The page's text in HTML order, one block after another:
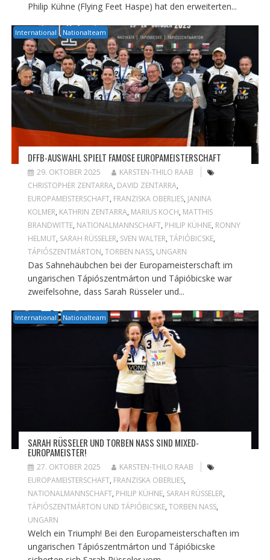
Philip Kühne (Flying Feet Haspe) hat den erweiterten...
International Nationalteam
DFFB-AUSWAHL SPIELT FAMOSE EUROPAMEISTERSCHAFT
29. OKTOBER 2025
KARSTEN-THILO RAAB
CHRISTOPHER ZENTARRA, DAVID ZENTARRA,
EUROPAMEISTERSCHAFT, FRANZISKA OBERLIES, JANINA
KOLMER, KATHRIN ZENTARRA, MARIUS KOCH, MATTHIS
BRANDWITTE, NATIONALMANNSCHAFT, PHILIP KÜHNE, RONNY
HELMUT, SARAH RÜSSELER, SVEN WALTER, TÁPIÓBICSKE,
TÁPIÓSZENTMÁRTON, TORBEN NASS, UNGARN
Das Sahnehäubchen bei der Europameisterschaft im
ungarischen Tápiószentmárton und Tápióbicske war
zweifelsohne, dass Sarah Rüsseler und...
International Nationalteam
SARAH RÜSSELER UND TORBEN NASS SIND MIXED-
EUROPAMEISTER!
27. OKTOBER 2025
KARSTEN-THILO RAAB
EUROPAMEISTERSCHAFT, FRANZISKA OBERLIES,
NATIONALMANNSCHAFT, PHILIP KÜHNE, SARAH RÜSSELER,
TÁPIÓSZENTMÁRTON UND TÁPIÓBICSKE, TORBEN NASS,
UNGARN
Welch ein Triumph! Bei den Europameisterschaften im
ungarischen Tápiószentmárton und Tápióbicske